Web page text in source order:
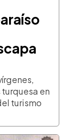
en
turismo